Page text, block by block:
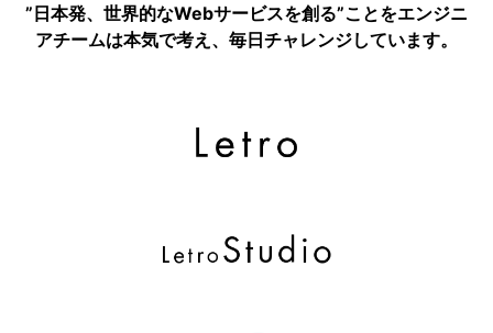
”日本発、世界的なWebサービスを創る”ことをエンジニ
アチームは本気で考え、毎日チャレンジしています。